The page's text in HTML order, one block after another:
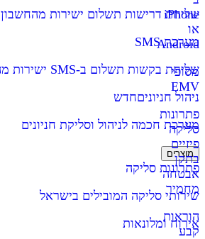
iPhone
או
Android
מסופי
EMV
פתרונות
סליקה
פיזיים
בתקן
אבטחה
מחמיר
הוראות
קבע
שליחת דרישות תשלום ישירות מהחשבון
מערכת SMS
שליחת בקשות תשלום ב-SMS ישירות מהחשבון
ניהול חניוניםחדש
מערכת חכמה לניהול וסליקת חניונים
מוצרים
פתרונות סליקה
שירותי סליקה המובילים בישראל
אירוח ומלונאות